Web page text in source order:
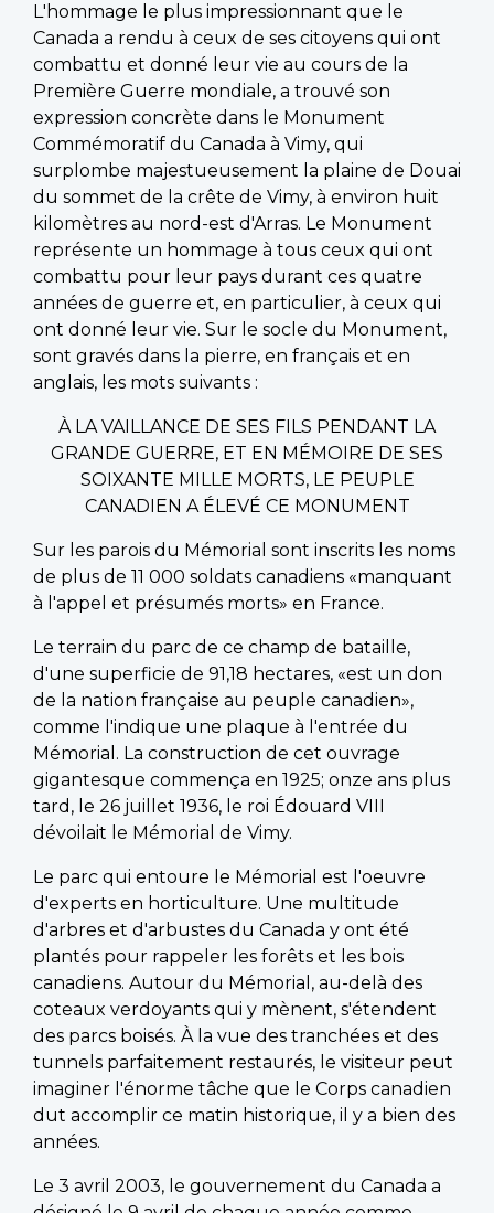
L'hommage le plus impressionnant que le
Canada a rendu à ceux de ses citoyens qui ont
combattu et donné leur vie au cours de la
Première Guerre mondiale, a trouvé son
expression concrète dans le Monument
Commémoratif du Canada à Vimy, qui
surplombe majestueusement la plaine de Douai
du sommet de la crête de Vimy, à environ huit
kilomètres au nord-est d'Arras. Le Monument
représente un hommage à tous ceux qui ont
combattu pour leur pays durant ces quatre
années de guerre et, en particulier, à ceux qui
ont donné leur vie. Sur le socle du Monument,
sont gravés dans la pierre, en français et en
anglais, les mots suivants :
À LA VAILLANCE DE SES FILS PENDANT LA
GRANDE GUERRE, ET EN MÉMOIRE DE SES
SOIXANTE MILLE MORTS, LE PEUPLE
CANADIEN A ÉLEVÉ CE MONUMENT
Sur les parois du Mémorial sont inscrits les noms
de plus de 11 000 soldats canadiens «manquant
à l'appel et présumés morts» en France.
Le terrain du parc de ce champ de bataille,
d'une superficie de 91,18 hectares, «est un don
de la nation française au peuple canadien»,
comme l'indique une plaque à l'entrée du
Mémorial. La construction de cet ouvrage
gigantesque commença en 1925; onze ans plus
tard, le 26 juillet 1936, le roi Édouard VIII
dévoilait le Mémorial de Vimy.
Le parc qui entoure le Mémorial est l'oeuvre
d'experts en horticulture. Une multitude
d'arbres et d'arbustes du Canada y ont été
plantés pour rappeler les forêts et les bois
canadiens. Autour du Mémorial, au-delà des
coteaux verdoyants qui y mènent, s'étendent
des parcs boisés. À la vue des tranchées et des
tunnels parfaitement restaurés, le visiteur peut
imaginer l'énorme tâche que le Corps canadien
dut accomplir ce matin historique, il y a bien des
années.
Le 3 avril 2003, le gouvernement du Canada a